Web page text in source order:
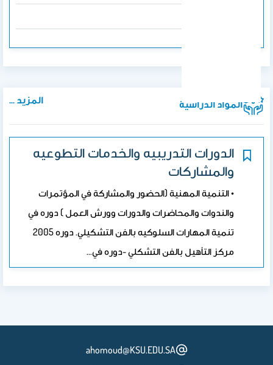
المواد الدراسية المزيد ...
الدورات التدريبيه والخدمات التطوعيه
والمشاركات
• التنمية المهنية (الحضور والمشاركة في المؤتمرات
والندوات والمحاضرات والدورات وورش العمل ) دوره في
تنمية المهارات السلوكيه بالفن التشكيلي. دوره 2005
مركز التأهيل بالفن التشكلي -دوره في…
ahomoud@KSU.EDU.SA